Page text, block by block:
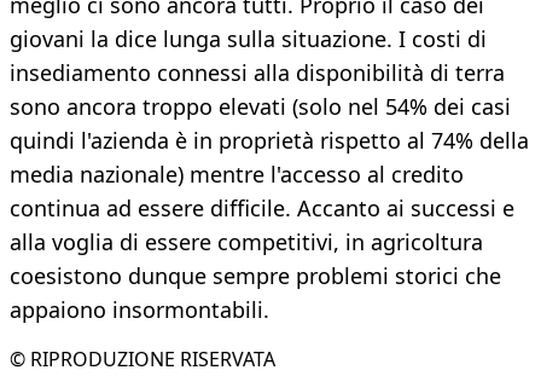
giovani la dice lunga sulla situazione. I costi di
insediamento connessi alla disponibilità di terra
sono ancora troppo elevati (solo nel 54% dei casi
quindi l'azienda è in proprietà rispetto al 74% della
media nazionale) mentre l'accesso al credito
continua ad essere difficile. Accanto ai successi e
alla voglia di essere competitivi, in agricoltura
coesistono dunque sempre problemi storici che
appaiono insormontabili.
© RIPRODUZIONE RISERVATA